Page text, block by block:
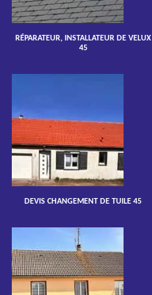
RÉPARATEUR, INSTALLATEUR DE VELUX
45
DEVIS CHANGEMENT DE TUILE 45